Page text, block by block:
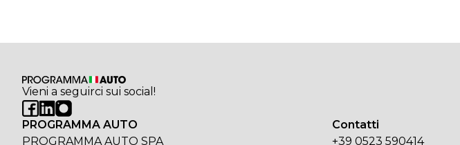
Vieni a seguirci sui social!
PROGRAMMA AUTO
PROGRAMMA AUTO SPA
Contatti
+39 0523 590414